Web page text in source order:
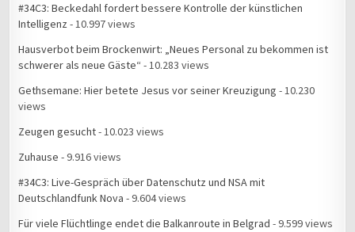
#34C3: Beckedahl fordert bessere Kontrolle der künstlichen
Intelligenz - 10.997 views
Hausverbot beim Brockenwirt: „Neues Personal zu bekommen ist
schwerer als neue Gäste“ - 10.283 views
Gethsemane: Hier betete Jesus vor seiner Kreuzigung - 10.230
views
Zeugen gesucht- 10.023 views
Zuhause - 9.916 views
#34C3: Live-Gespräch über Datenschutz und NSA mit
Deutschlandfunk Nova - 9.604 views
Für viele Flüchtlinge endet die Balkanroute in Belgrad - 9.599 views